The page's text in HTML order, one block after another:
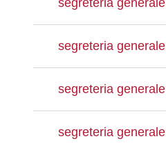
segreteria generale
segreteria generale
segreteria generale
segreteria generale